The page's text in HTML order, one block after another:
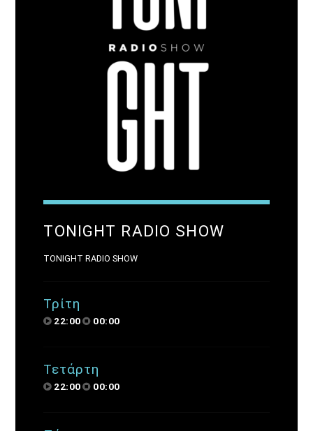
ΤONIGHT RADIO SHOW
ΤONIGHT RADIO SHOW
Τρίτη
22:00 00:00
Τετάρτη
22:00 00:00